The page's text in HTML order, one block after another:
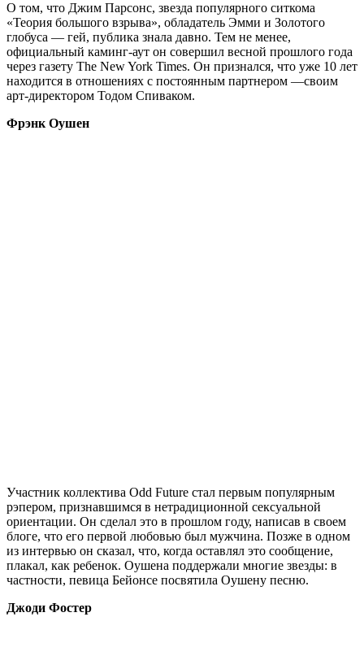
О том, что Джим Парсонс, звезда популярного ситкома
«Теория большого взрыва», обладатель Эмми и Золотого
глобуса — гей, публика знала давно. Тем не менее,
официальный каминг-аут он совершил весной прошлого года
через газету The New York Times. Он признался, что уже 10 лет
находится в отношениях с постоянным партнером —своим
арт-директором Тодом Спиваком.
Фрэнк Оушен
Участник коллектива Odd Future стал первым популярным
рэпером, признавшимся в нетрадиционной сексуальной
ориентации. Он сделал это в прошлом году, написав в своем
блоге, что его первой любовью был мужчина. Позже в одном
из интервью он сказал, что, когда оставлял это сообщение,
плакал, как ребенок. Оушена поддержали многие звезды: в
частности, певица Бейонсе посвятила Оушену песню.
Джоди Фостер